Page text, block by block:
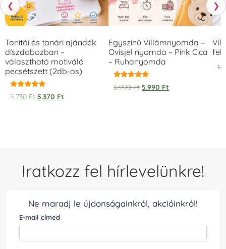
❮
Tanítói és tanári ajándék
díszdobozban –
választható motiváló
pecsétszett (2db-os)
Értékelés:
5.00
5.730Ft 5.370 Ft
Egyszínű Villámnyomda –
Ovisjel nyomda – Pink Cica
– Ruhanyomda
Értékelés:
5.00
6.990Ft 5.990 Ft
❯
Iratkozz fel hírlevelünkre!
Ne maradj le újdonságainkról, akcióinkról!
E-mail címed